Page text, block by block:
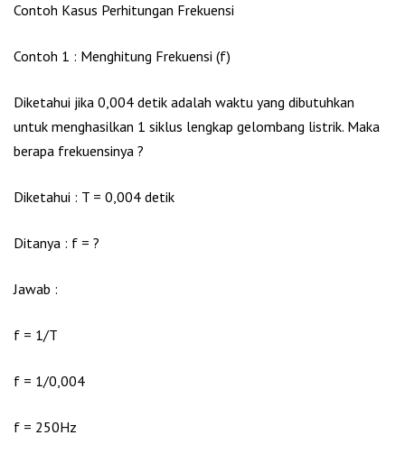
Contoh Kasus Perhitungan Frekuensi
Contoh 1 : Menghitung Frekuensi (f)
Diketahui jika 0,004 detik adalah waktu yang dibutuhkan
untuk menghasilkan 1 siklus lengkap gelombang listrik. Maka
berapa frekuensinya ?
Diketahui : T = 0,004 detik
Ditanya : f = ?
Jawab :
f = 1/T
f = 1/0,004
f = 250Hz